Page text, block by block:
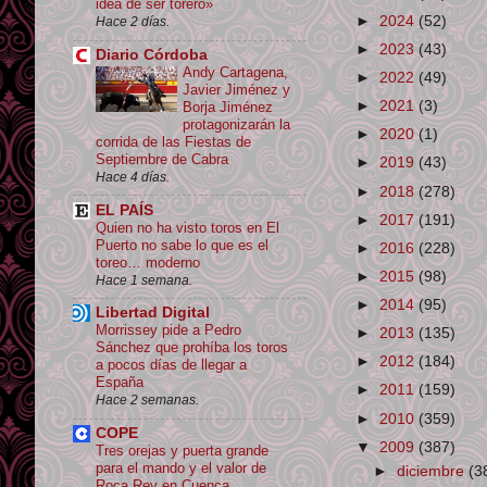
►2024(52)
►2023(43)
► 2022 (49)
►2021(3)
►2020(1)
►2019 (43)
►2018(278)
►2017(191)
► 2016 (228)
►2015(98)
► 2014(95)
► 2013 (135)
►2012(184)
► 2011(159)
►2010 (359)
▼2009 (387)
►diciembre
idea de ser torero»
Hace 2 días.
Diario Córdoba
Andy Cartagena,
Javier Jiménez y
Borja Jiménez
protagonizarán la
corrida de las Fiestas de
Septiembre de Cabra
Hace 4 días.
EL PAÍS
Quien no ha visto toros en El
Puerto no sabe lo que es el
toreo… moderno
Hace 1 semana.
Libertad Digital
Morrissey pide a Pedro
Sánchez que prohíba los toros
a pocos días de llegar a
España
Hace 2 semanas.
COPE
Tres orejas y puerta grande
para el mando y el valor de